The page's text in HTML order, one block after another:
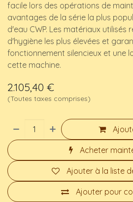
facile lors des opérations de
avantages de la série la plus
d'eau CWP. Les matériaux utilisés
d'hygiène les plus élevées et
fonctionnement silencieux et une
cette machine.
2.105,40 €
(Toutes taxes comprises)
Acheter
Ajouter pour
Ajouter à la liste